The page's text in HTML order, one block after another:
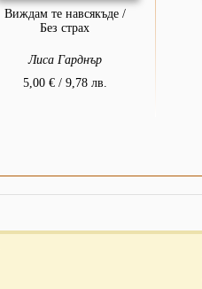
Виждам те навсякъде /
Без страх
Лиса Гарднър
5,00 € / 9,78 лв.